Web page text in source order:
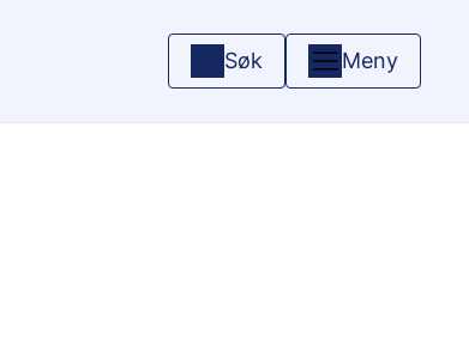
Søk Meny